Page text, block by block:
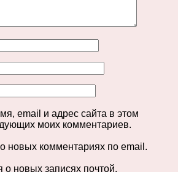
email и адрес сайта в этом
моих комментариев.
новых комментариях по email.
новых записях почтой.